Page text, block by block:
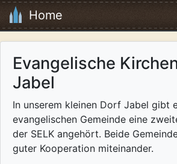
Home
Evangelische
Jabel
In unserem kleinen Dorf Jabel gibt
evangelischen Gemeinde eine
der SELK angehört. Beide
guter Kooperation miteinander.